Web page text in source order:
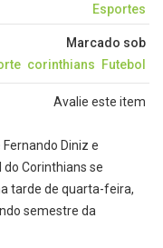
Esportes
Marcado sob
corinthians Futebol
Avalie este item
Diniz e
Corinthians se
tarde de quarta-feira,
semestre da